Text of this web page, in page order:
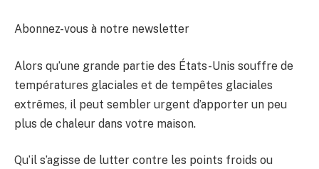
Abonnez-vous à notre newsletter
Alors qu’une grande partie des États-Unis souffre de
températures glaciales et de tempêtes glaciales
extrêmes, il peut sembler urgent d’apporter un peu
plus de chaleur dans votre maison.
Qu’il s’agisse de lutter contre les points froids ou